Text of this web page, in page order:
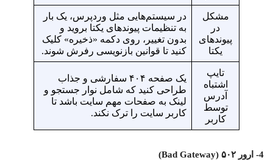
مشکل
در
پیوندهای
یکتا
در سیستم‌هایی مثل وردپرس، یک بار
به تنظیمات پیوندهای یکتا بروید و
بدون تغییر، روی دکمه «ذخیره» کلیک
کنید تا قوانین بازنویسی رفرش شوند.
تایپ
اشتباه
آدرس
توسط
کاربر
یک صفحه ۴۰۴ سفارشی و جذاب
طراحی کنید که شامل نوار جستجو و
لینک به صفحات مهم سایت باشد تا
کاربر سایت را ترک نکند.
4- ارور ۵۰۲ (Bad Gateway)